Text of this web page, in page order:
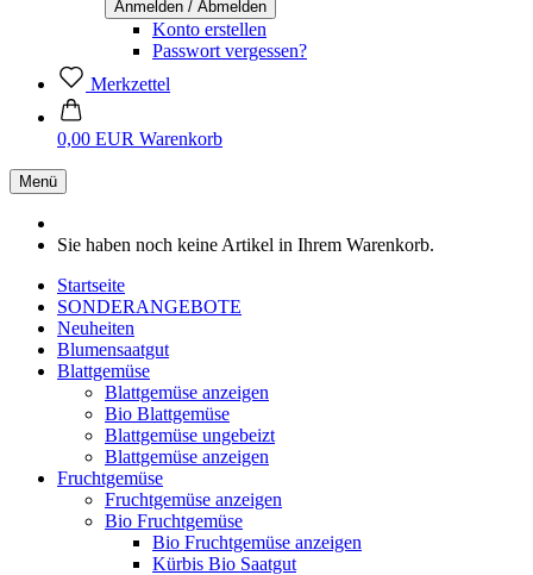
Konto erstellen
Passwort vergessen?
Merkzettel
0,00 EUR Warenkorb
Menü
Sie haben noch keine Artikel in Ihrem Warenkorb.
Startseite
SONDERANGEBOTE
Neuheiten
Blumensaatgut
Blattgemüse
Blattgemüse anzeigen
Bio Blattgemüse
Blattgemüse ungebeizt
Blattgemüse anzeigen
Fruchtgemüse
Fruchtgemüse anzeigen
Bio Fruchtgemüse
Bio Fruchtgemüse anzeigen
Kürbis Bio Saatgut